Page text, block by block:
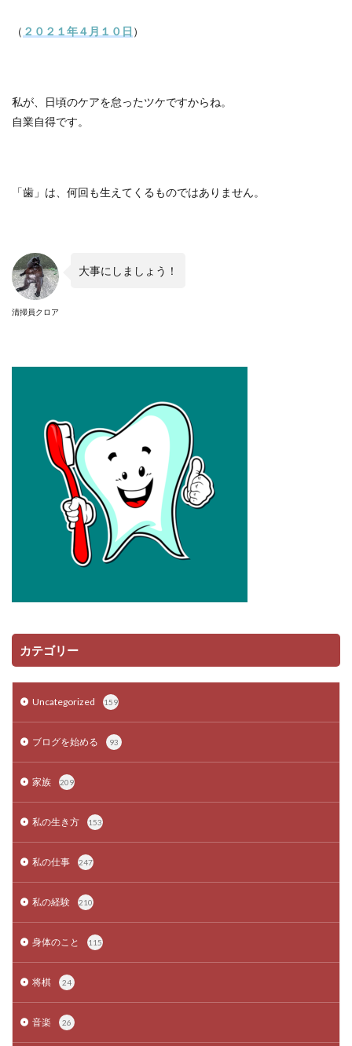
（ ２０２１年４月１０日 ）
私が、日頃のケアを怠ったツケですからね。
自業自得です。
「歯」は、何回も生えてくるものではありません。
清掃員クロア
大事にしましょう！
カテゴリー
Uncategorized 159
ブログを始める 93
家族 209
私の生き方 153
私の仕事 247
私の経験 210
身体のこと 115
将棋 24
音楽 26